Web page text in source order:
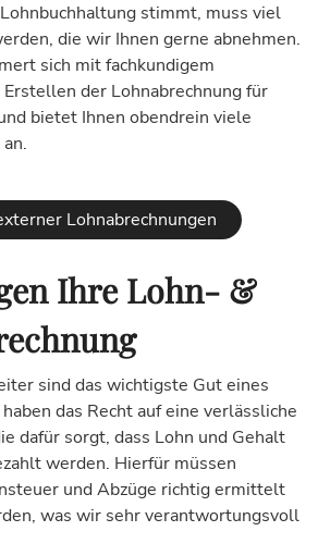
stimmt, muss viel
die wir Ihnen gerne abnehmen.
sich mit fachkundigem
Erstellen der Lohnabrechnung für
bietet Ihnen obendrein viele
Lohnabrechnungen
Ihre Lohn- &
sind das wichtigste Gut eines
das Recht auf eine verlässliche
dafür sorgt, dass Lohn und Gehalt
werden. Hierfür müssen
und Abzüge richtig ermittelt
was wir sehr verantwortungsvoll